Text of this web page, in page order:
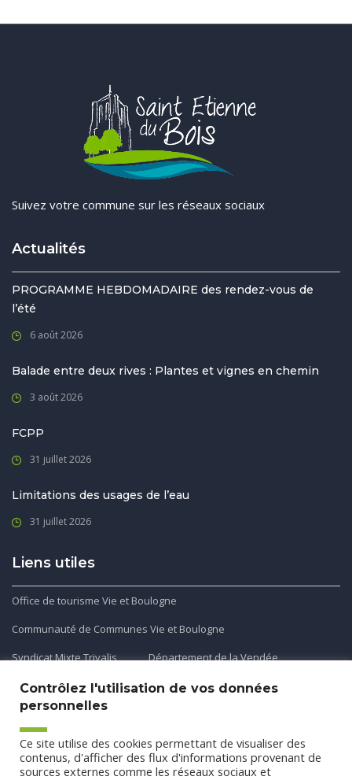
Suivez votre commune sur les réseaux sociaux
Actualités
PROGRAMME HEBDOMADAIRE des rendez-vous de
l’été
6 août 2026
Balade entre deux rives : Plantes et vignes en chemin
3 août 2026
FCPP
31 juillet 2026
Limitations des usages de l’eau
31 juillet 2026
Liens utiles
Office de tourisme Vie et Boulogne
Communauté de Communes Vie et Boulogne
Syndicat Mixte Trivalis
Département de la Vendée
Application mobile
Découvrez et téléchargez l'application gratuite mobile Ma
Commune et Moi pour recevoir les alertes et les actualités
Contrôlez l'utilisation de vos données
personnelles
Ce site utilise des cookies permettant de visualiser des
contenus, d'afficher des flux d'informations provenant de
sources externes comme les réseaux sociaux et